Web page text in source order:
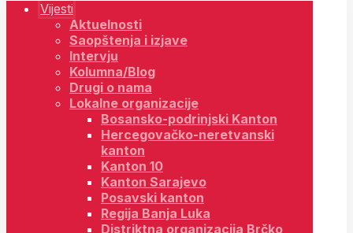
Vijesti
Aktuelnosti
Saopštenja i izjave
Intervju
Kolumna/Blog
Drugi o nama
Lokalne organizacije
Bosansko-podrinjski Kanton
Hercegovačko-neretvanski
kanton
Kanton 10
Kanton Sarajevo
Posavski kanton
Regija Banja Luka
Distriktna organizacija Brčko